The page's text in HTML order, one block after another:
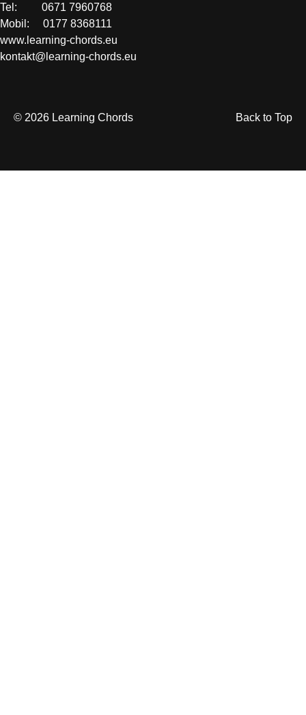
Tel: 0671 7960768
Mobil: 0177 8368111
www.learning-chords.eu
kontakt@learning-chords.eu
Back to Top
© 2026 Learning Chords